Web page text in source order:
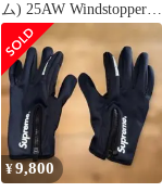
ム) 25AW Windstopper
Zip Gloves ウインドス
トッパー ジップ グロー
ブ 手袋 ブラック
¥9,800